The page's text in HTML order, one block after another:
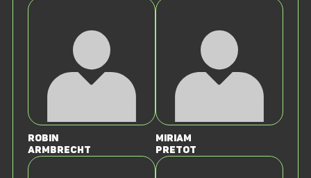
Robin
Armbrecht
Miriam
Pretot